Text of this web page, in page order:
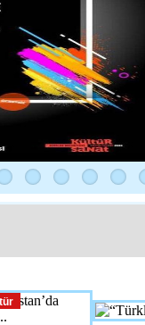
Enis ŞAHİN